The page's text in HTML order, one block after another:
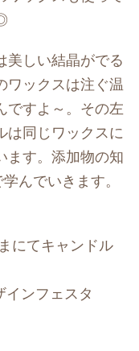
美しい結晶がでる
ワックスは注ぐ温
ですよ～。その左
は同じワックスに
ます。添加物の知
んでいきます。
にてキャンドル
ンフェスタ